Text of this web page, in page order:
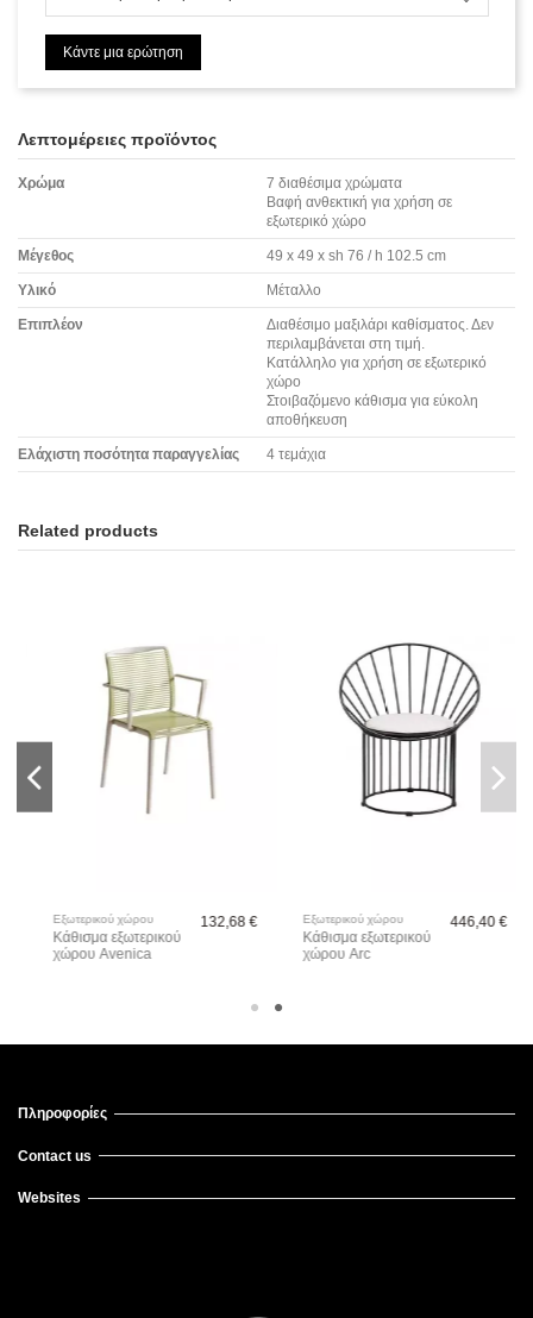
Κάντε μια ερώτηση
Λεπτομέρειες προϊόντος
Χρώμα
7 διαθέσιμα χρώματα
Βαφή ανθεκτική για χρήση σε
εξωτερικό χώρο
Μέγεθος 49 x 49 x sh 76 / h 102.5 cm
Υλικό Μέταλλο
Επιπλέον
Διαθέσιμο μαξιλάρι καθίσματος. Δεν
περιλαμβάνεται στη τιμή.
Κατάλληλο για χρήση σε εξωτερικό
χώρο
Στοιβαζόμενο κάθισμα για εύκολη
αποθήκευση
Ελάχιστη ποσότητα παραγγελίας 4 τεμάχια
Related products
Εξωτερικού χώρου
Κάθισμα εξωτερικού
χώρου Avenica
132,68 € Εξωτερικού χώρου
Κάθισμα εξωτερικού
χώρου Arc
446,40 €
Πληροφορίες
Contact us
Websites